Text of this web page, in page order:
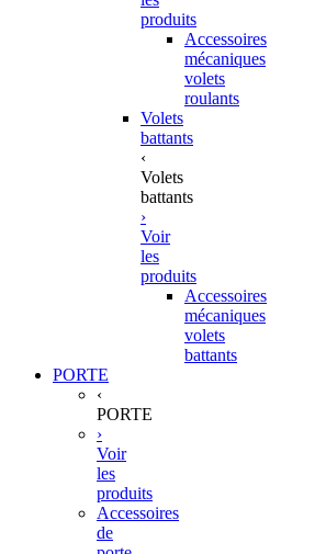
produits
Accessoires
mécaniques
volets
roulants
Volets
battants
‹
Volets
battants
›
Voir
les
produits
Accessoires
mécaniques
volets
battants
PORTE
‹
PORTE
›
Voir
les
produits
Accessoires
de